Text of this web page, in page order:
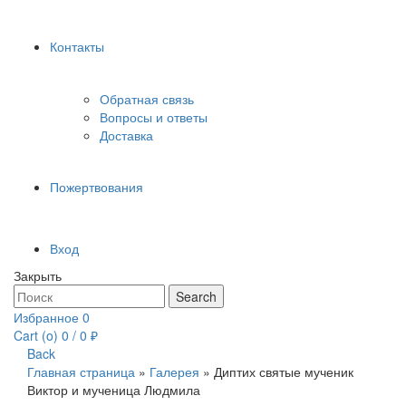
Контакты
Обратная связь
Вопросы и ответы
Доставка
Пожертвования
Вход
Закрыть
Search
for:
Search
Избранное 0
Cart (o) 0 / 0 ₽
Back
Главная страница » Галерея » Диптих святые мученик
Виктор и мученица Людмила